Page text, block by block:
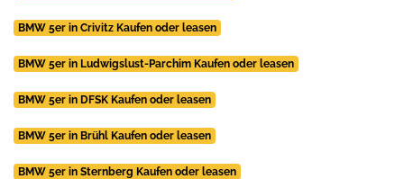
BMW 5er in Crivitz Kaufen oder leasen
BMW 5er in Ludwigslust-Parchim Kaufen oder leasen
BMW 5er in DFSK Kaufen oder leasen
BMW 5er in Brühl Kaufen oder leasen
BMW 5er in Sternberg Kaufen oder leasen